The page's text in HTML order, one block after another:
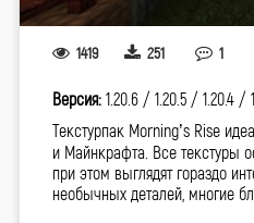
1419 251 1
Версия:1.20.6 /1.20.5 /1.20.4 /
Текстурпак Morning’s Rise
и Майнкрафта. Все текстуры
при этом выглядят гораздо
необычных деталей, многие